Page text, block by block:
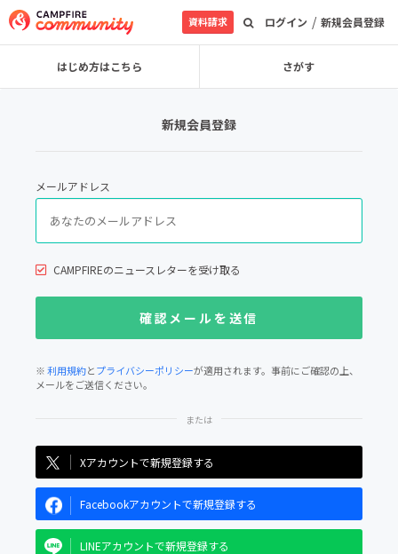
ログイン / 新規会員登録
資料請求
はじめ方はこちら さがす
新規会員登録
メールアドレス
CAMPFIREのニュースレターを受け取る
※利用規約とプライバシーポリシーが適用されます。事前にご確認の上、
メールをご送信ください。
Xアカウントで新規登録する
Facebookアカウントで新規登録する
LINEアカウントで新規登録する